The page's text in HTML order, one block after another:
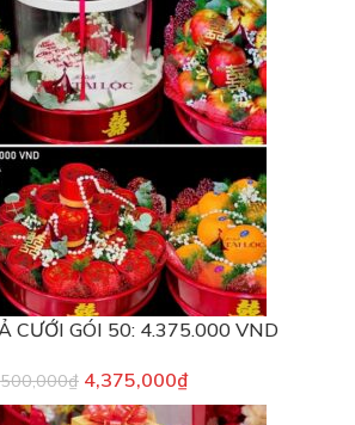
CƯỚI GÓI 50: 4.375.000 VND
₫ 4,375,000₫